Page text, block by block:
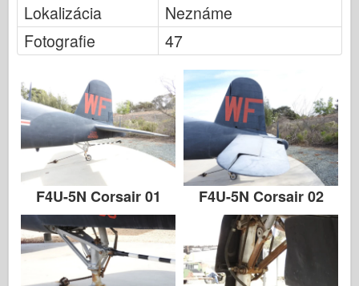
Lokalizácia
Neznáme
Fotografie
47
F4U-5N Corsair 01 F4U-5N Corsair 02